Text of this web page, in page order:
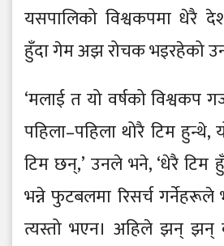
यसपालिको विश्वकपमा धेरै
हुँदा गेम अझ रोचक भइरहेको
‘मलाई त यो वर्षको विश्वकप
पहिला–पहिला थोरै टिम
टिम छन्,’ उनले भने, ‘धेरै टिम
भन्ने फुटबलमा रिसर्च गर्नेहरूले
त्यस्तो भएन। अहिले झन् झन्